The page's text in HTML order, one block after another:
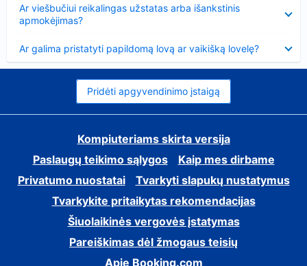
Ar viešbučiui reikalingas užstatas arba išankstinis
apmokėjimas?
Ar galima pristatyti papildomą lovą ar vaikišką lovelę?
Pridėti apgyvendinimo įstaigą
Kompiuteriams skirta versija
Paslaugų teikimo sąlygos
Kaip mes dirbame
Privatumo nuostatai
Tvarkyti slapukų nustatymus
Tvarkykite pritaikytas rekomendacijas
Šiuolaikinės vergovės įstatymas
Pareiškimas dėl žmogaus teisių
Apie Booking.com